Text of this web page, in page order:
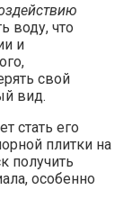
воду, что
и
свой
вид.
стать его
плитки на
получить
особенно